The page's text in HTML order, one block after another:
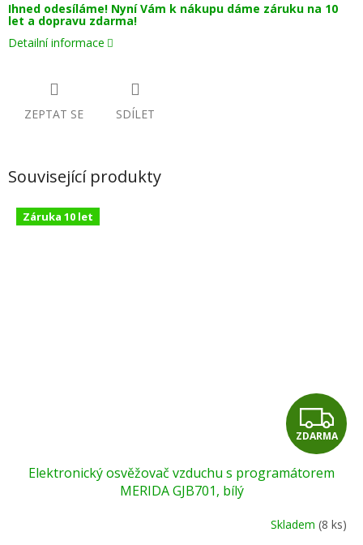
Ihned odesíláme! Nyní Vám k nákupu dáme záruku na 10
let a dopravu zdarma!
Detailní informace
ZEPTAT SE SDÍLET
Související produkty
Záruka 10 let
Z
D
A
R
ZDARMA
Elektronický osvěžovač vzduchu s programátorem
MERIDA GJB701, bílý
Skladem (8 ks)